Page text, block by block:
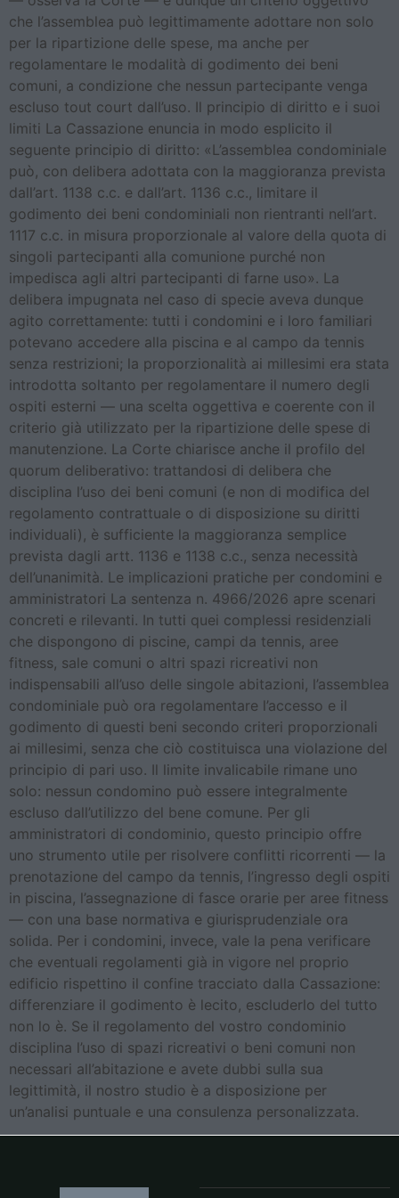
che l’assemblea può legittimamente adottare non solo
per la ripartizione delle spese, ma anche per
regolamentare le modalità di godimento dei beni
comuni, a condizione che nessun partecipante venga
escluso tout court dall’uso. Il principio di diritto e i suoi
limiti La Cassazione enuncia in modo esplicito il
seguente principio di diritto: «L’assemblea condominiale
può, con delibera adottata con la maggioranza prevista
dall’art. 1138 c.c. e dall’art. 1136 c.c., limitare il
godimento dei beni condominiali non rientranti nell’art.
1117 c.c. in misura proporzionale al valore della quota di
singoli partecipanti alla comunione purché non
impedisca agli altri partecipanti di farne uso». La
delibera impugnata nel caso di specie aveva dunque
agito correttamente: tutti i condomini e i loro familiari
potevano accedere alla piscina e al campo da tennis
senza restrizioni; la proporzionalità ai millesimi era stata
introdotta soltanto per regolamentare il numero degli
ospiti esterni — una scelta oggettiva e coerente con il
criterio già utilizzato per la ripartizione delle spese di
manutenzione. La Corte chiarisce anche il profilo del
quorum deliberativo: trattandosi di delibera che
disciplina l’uso dei beni comuni (e non di modifica del
regolamento contrattuale o di disposizione su diritti
individuali), è sufficiente la maggioranza semplice
prevista dagli artt. 1136 e 1138 c.c., senza necessità
dell’unanimità. Le implicazioni pratiche per condomini e
amministratori La sentenza n. 4966/2026 apre scenari
concreti e rilevanti. In tutti quei complessi residenziali
che dispongono di piscine, campi da tennis, aree
fitness, sale comuni o altri spazi ricreativi non
indispensabili all’uso delle singole abitazioni, l’assemblea
condominiale può ora regolamentare l’accesso e il
godimento di questi beni secondo criteri proporzionali
ai millesimi, senza che ciò costituisca una violazione del
principio di pari uso. Il limite invalicabile rimane uno
solo: nessun condomino può essere integralmente
escluso dall’utilizzo del bene comune. Per gli
amministratori di condominio, questo principio offre
uno strumento utile per risolvere conflitti ricorrenti — la
prenotazione del campo da tennis, l’ingresso degli ospiti
in piscina, l’assegnazione di fasce orarie per aree fitness
— con una base normativa e giurisprudenziale ora
solida. Per i condomini, invece, vale la pena verificare
che eventuali regolamenti già in vigore nel proprio
edificio rispettino il confine tracciato dalla Cassazione:
differenziare il godimento è lecito, escluderlo del tutto
non lo è. Se il regolamento del vostro condominio
disciplina l’uso di spazi ricreativi o beni comuni non
necessari all’abitazione e avete dubbi sulla sua
legittimità, il nostro studio è a disposizione per
un’analisi puntuale e una consulenza personalizzata.